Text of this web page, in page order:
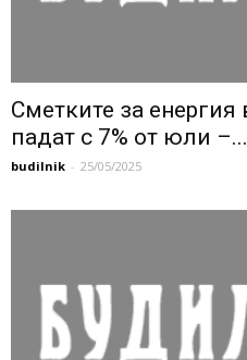
Сметките за
падат с 7% от юли –...
budilnik - 25/05/2025